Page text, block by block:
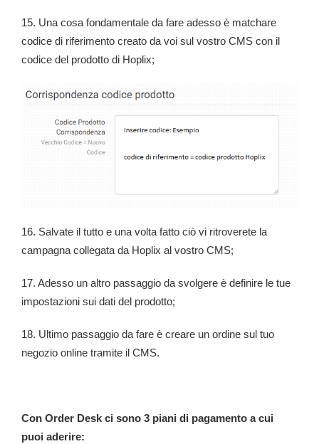
15. Una cosa fondamentale da fare adesso è matchare
codice di riferimento creato da voi sul vostro CMS con il
codice del prodotto di Hoplix;
16. Salvate il tutto e una volta fatto ciò vi ritroverete la
campagna collegata da Hoplix al vostro CMS;
17. Adesso un altro passaggio da svolgere è definire le tue
impostazioni sui dati del prodotto;
18. Ultimo passaggio da fare è creare un ordine sul tuo
negozio online tramite il CMS.
Con Order Desk ci sono 3 piani di pagamento a cui
puoi aderire: